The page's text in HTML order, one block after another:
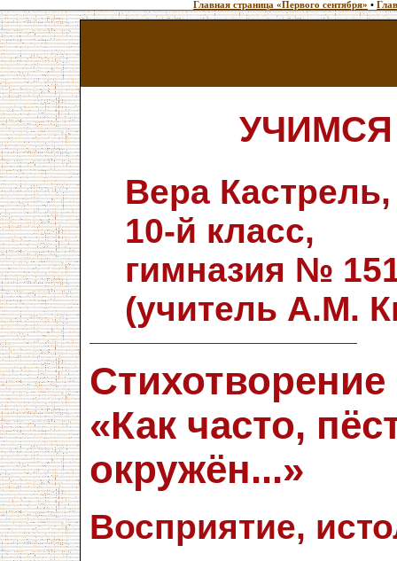
Главная страница «Первого сентября» •
Вера Кастрель,
10-й класс,
гимназия №
(учитель А.М.
«Как часто,
окружён...»
Восприятие,